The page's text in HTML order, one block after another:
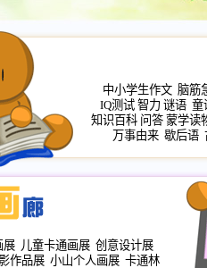
中小学生作文 脑筋
IQ测试 智力 谜语 童
知识百科 问答 蒙学读
万事由来 歇后语
展 儿童卡通画展 创意设计展
作品展 小山个人画展 卡通林